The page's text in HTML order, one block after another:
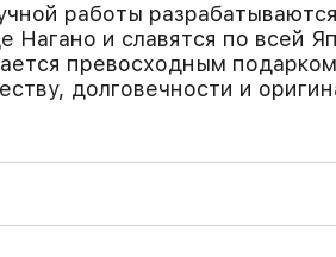
работы
Нагано и славятся по всей
превосходным
долговечности и